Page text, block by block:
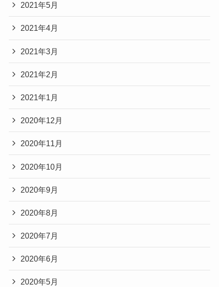
2021年5月
2021年4月
2021年3月
2021年2月
2021年1月
2020年12月
2020年11月
2020年10月
2020年9月
2020年8月
2020年7月
2020年6月
2020年5月